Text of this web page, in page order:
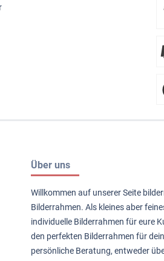
Über uns
Willkommen auf unserer Seite
Bilderrahmen. Als kleines aber
individuelle Bilderrahmen für eure
den perfekten Bilderrahmen für
persönliche Beratung, entweder